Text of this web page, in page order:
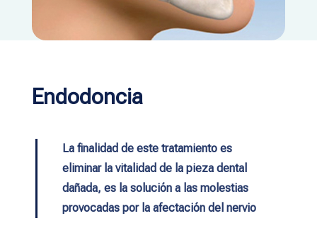
Endodoncia
La finalidad de este tratamiento es
eliminar la vitalidad de la pieza dental
dañada, es la solución a las molestias
provocadas por la afectación del nervio